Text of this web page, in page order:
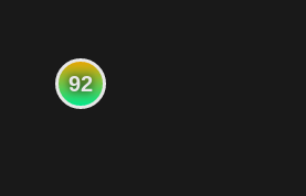
92